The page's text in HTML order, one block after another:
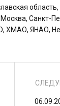
область,
Санкт-
ХМАО, ЯНАО,